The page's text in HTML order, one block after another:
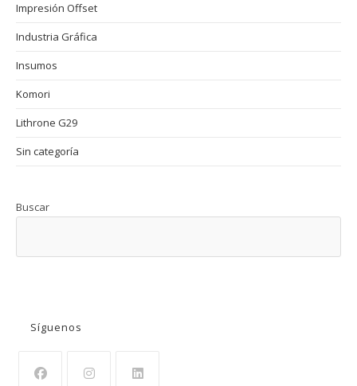
Impresión Offset
Industria Gráfica
Insumos
Komori
Lithrone G29
Sin categoría
Buscar
Síguenos